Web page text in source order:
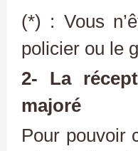
(*) : Vous
policier ou le
2- La
majoré
Pour pouvoir